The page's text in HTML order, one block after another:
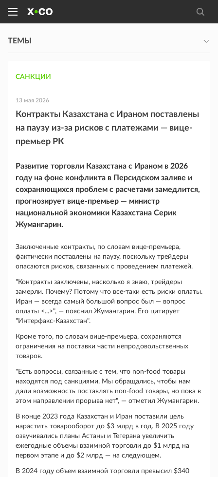
ТЕМЫ
САНКЦИИ
13 мая 2026
Контракты Казахстана с Ираном поставлены
на паузу из-за рисков с платежами ― вице-
премьер РК
Развитие торговли Казахстана с Ираном в 2026
году на фоне конфликта в Персидском заливе и
сохраняющихся проблем с расчетами замедлится,
прогнозирует вице-премьер ― министр
национальной экономики Казахстана Серик
Жумангарин.
Заключенные контракты, по словам вице-премьера,
фактически поставлены на паузу, поскольку трейдеры
опасаются рисков, связанных с проведением платежей.
"Контракты заключены, насколько я знаю, трейдеры
замерли. Почему? Потому что все-таки есть риски оплаты.
Иран ― всегда самый большой вопрос был — вопрос
оплаты <...>", — пояснил Жумангарин. Его цитирует
"Интерфакс-Казахстан".
Кроме того, по словам вице-премьера, сохраняются
ограничения на поставки части непродовольственных
товаров.
"Есть вопросы, связанные с тем, что non-food товары
находятся под санкциями. Мы обращались, чтобы нам
дали возможность поставлять non-food товары, но пока в
этом направлении прорыва нет", ― отметил Жумангарин.
В конце 2023 года Казахстан и Иран поставили цель
нарастить товарооборот до $3 млрд в год. В 2025 году
озвучивались планы Астаны и Тегерана увеличить
ежегодные объемы взаимной торговли до $1 млрд на
первом этапе и до $2 млрд — на следующем.
В 2024 году объем взаимной торговли превысил $340